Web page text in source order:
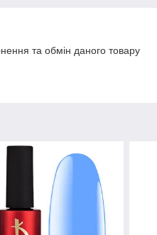
та обмін даного товару